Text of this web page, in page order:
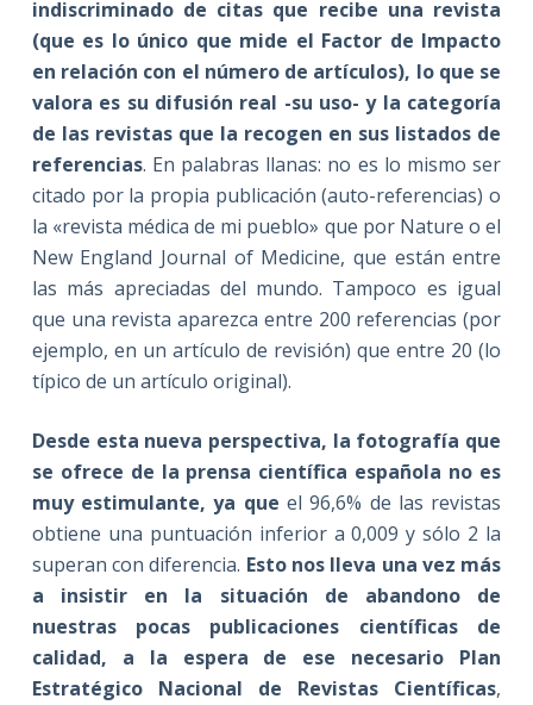
indiscriminado de citas que recibe una revista
(que es lo único que mide el Factor de Impacto
en relación con el número de artículos), lo que se
valora es su difusión real -su uso- y la categoría
de las revistas que la recogen en sus listados de
referencias. En palabras llanas: no es lo mismo ser
citado por la propia publicación (auto-referencias) o
la «revista médica de mi pueblo» que por Nature o el
New England Journal of Medicine, que están entre
las más apreciadas del mundo. Tampoco es igual
que una revista aparezca entre 200 referencias (por
ejemplo, en un artículo de revisión) que entre 20 (lo
típico de un artículo original).
Desde esta nueva perspectiva, la fotografía que
se ofrece de la prensa científica española no es
muy estimulante, ya que el 96,6% de las revistas
obtiene una puntuación inferior a 0,009 y sólo 2 la
superan con diferencia. Esto nos lleva una vez más
a insistir en la situación de abandono de
nuestras pocas publicaciones científicas de
calidad, a la espera de ese necesario Plan
Estratégico Nacional de Revistas Científicas,